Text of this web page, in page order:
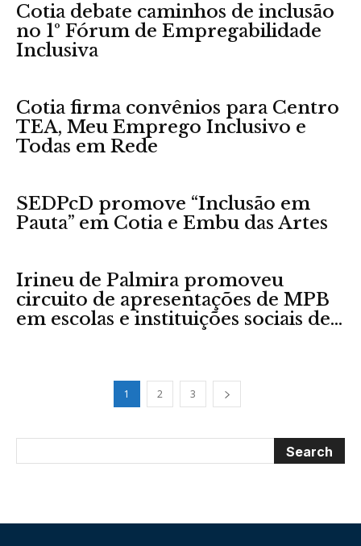
Cotia debate caminhos de inclusão
no 1º Fórum de Empregabilidade
Inclusiva
Cotia firma convênios para Centro
TEA, Meu Emprego Inclusivo e
Todas em Rede
SEDPcD promove “Inclusão em
Pauta” em Cotia e Embu das Artes
Irineu de Palmira promoveu
circuito de apresentações de MPB
em escolas e instituições sociais de...
1 2 3